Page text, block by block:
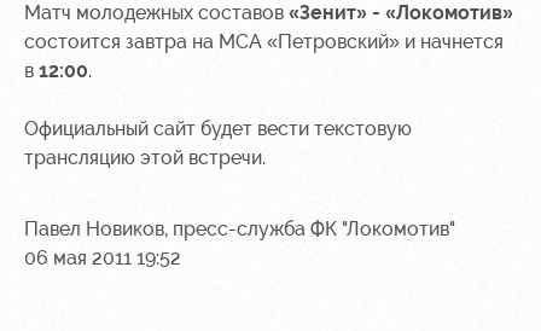
Матч молодежных составов «Зенит» - «Локомотив»
состоится завтра на МСА «Петровский» и начнется
в 12:00.
Официальный сайт будет вести текстовую
трансляцию этой встречи.
Павел Новиков, пресс-служба ФК "Локомотив"
06 мая 2011 19:52